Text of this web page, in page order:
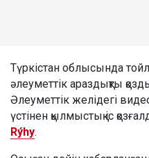
Түркістан облысында
әлеуметтік араздықты
Әлеуметтік желідегі
үстінен қылмыстық іс
Rýhy.